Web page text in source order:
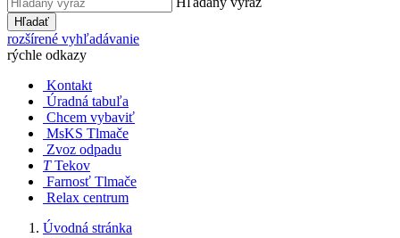
Hľadať
rozšírené vyhľadávanie
rýchle odkazy
Kontakt
Úradná tabuľa
Chcem vybaviť
MsKS Tlmače
Zvoz odpadu
T Tekov
Farnosť Tlmače
Relax centrum
Úvodná stránka